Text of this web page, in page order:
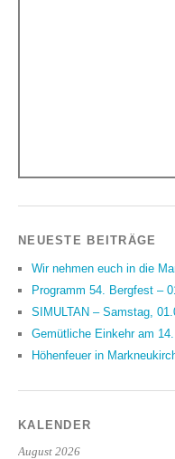
NEUESTE BEITRÄGE
Wir nehmen euch in die
Programm 54. Bergfest –
SIMULTAN – Samstag,
Gemütliche Einkehr am
Höhenfeuer in
KALENDER
August 2026